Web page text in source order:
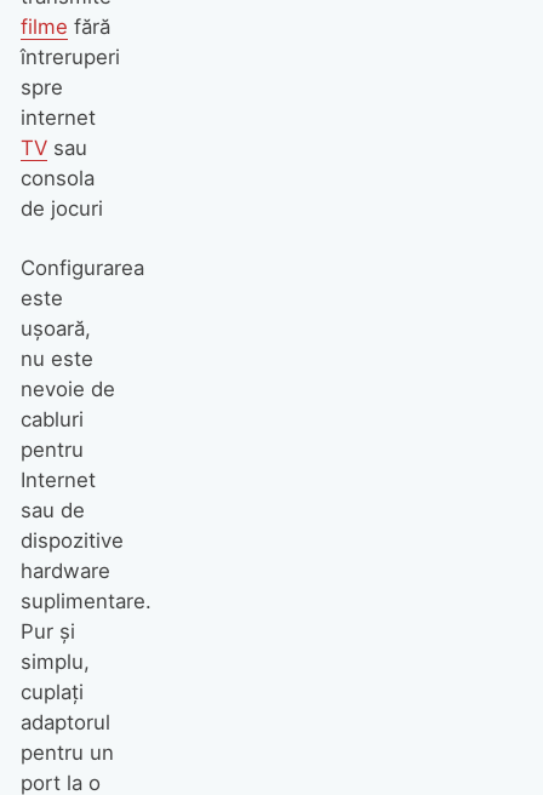
filme fără
întreruperi
spre
internet
TVsau
consola
de jocuri
Configurarea
este
uşoară,
nu este
nevoie de
cabluri
pentru
Internet
sau de
dispozitive
hardware
suplimentare.
Pur şi
simplu,
cuplaţi
adaptorul
pentru un
port la o